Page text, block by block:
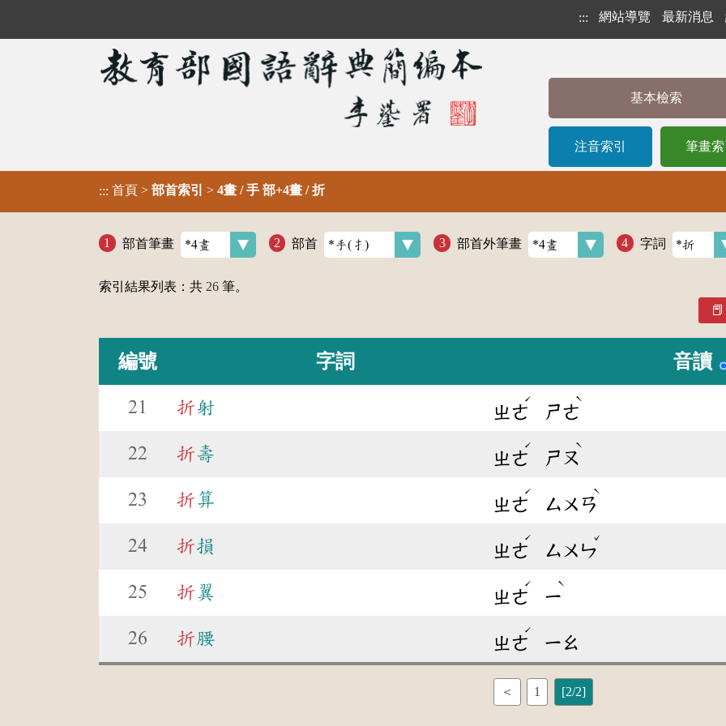
::: 網站導覽 最新消息
基本檢索
注音索引 筆畫索
::: 首頁 > 部首索引 > 4畫 / 手 部+4畫 / 折
部首筆畫 部首 部首外筆畫 字詞
索引結果列表：共 26 筆。
編號 字詞 音讀
21 折射 ㄓㄜ
ˊ
ㄕㄜ
ˋ
22 折壽 ㄓㄜ
ˊ
ㄕㄡ
ˋ
23 折算 ㄓㄜ
ˊ
ㄙㄨㄢ
ˋ
24 折損 ㄓㄜ
ˊ
ㄙㄨㄣ
ˇ
25 折 翼 ㄓㄜ
ˊ
ㄧ
ˋ
26 折腰 ㄓㄜ
ˊ
ㄧㄠ
＜ 1 [2/2]